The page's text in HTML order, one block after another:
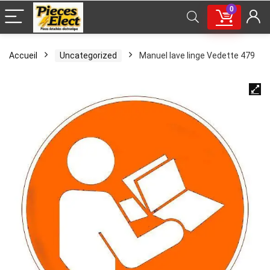
0
Accueil Uncategorized Manuel lave linge Vedette 479